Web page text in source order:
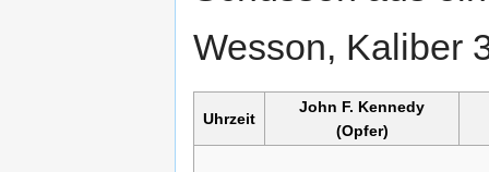
Wesson, Kaliber
Uhrzeit
John F. Kennedy
(Opfer)